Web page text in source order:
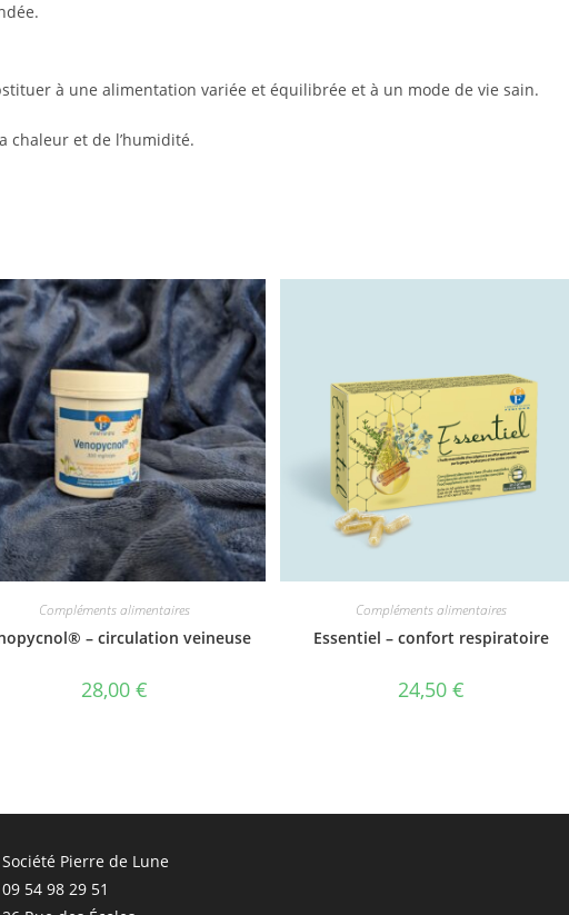
à une alimentation variée et équilibrée et à un mode de vie sain.
chaleur et de l’humidité.
Compléments alimentaires
– circulation veineuse
28,00€
Compléments alimentaires
Essentiel – confort respiratoire
24,50 €
Société Pierre de Lune
09 54 98 29 51